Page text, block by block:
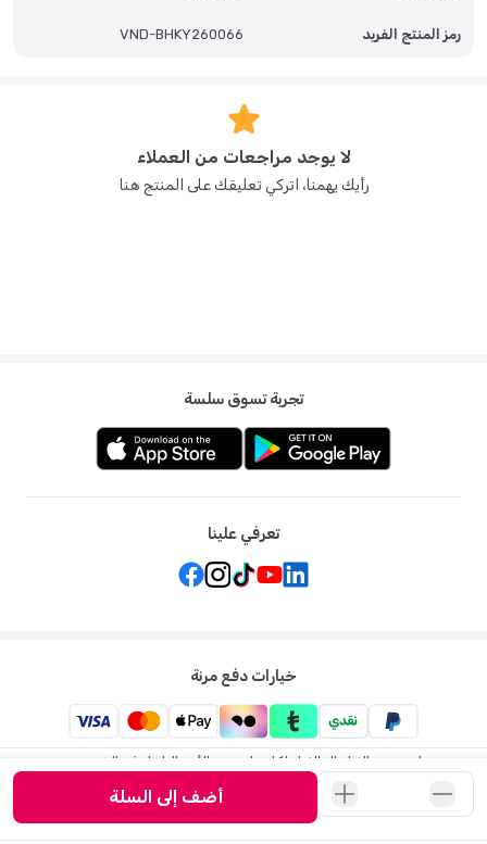
أضف إلى السلة
رمز المنتج الفريد VND-BHKY260066
لا يوجد مراجعات من العملاء
رأيك يهمنا، اتركي تعليقك على المنتج هنا
تجربة تسوق سلسة
تعرفي علينا
خيارات دفع مرنة
ممزورلد: متجر الاطفال الاول لكل ما يخص الأم والطفل في الشرق
2026 ممزورلد . جميع الحقوق محفوظة